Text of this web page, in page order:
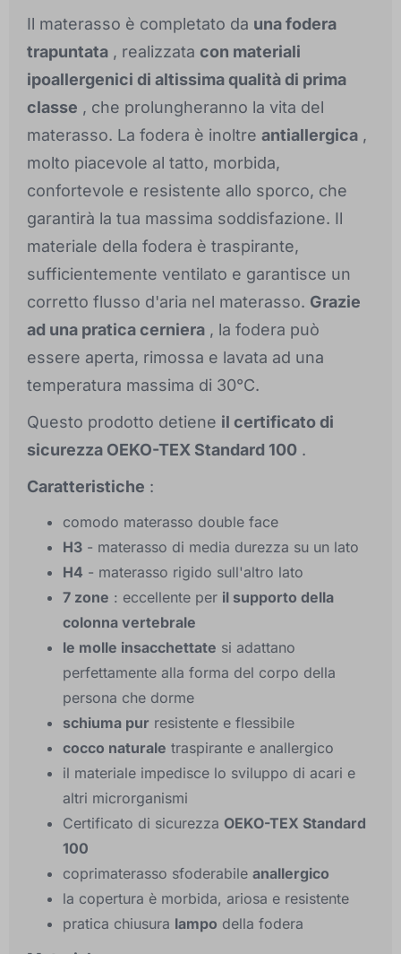
Il materasso è completato da una fodera
trapuntata , realizzata con materiali
ipoallergenici di altissima qualità di prima
classe , che prolungheranno la vita del
materasso. La fodera è inoltre antiallergica ,
molto piacevole al tatto, morbida,
confortevole e resistente allo sporco, che
garantirà la tua massima soddisfazione. Il
materiale della fodera è traspirante,
sufficientemente ventilato e garantisce un
corretto flusso d'aria nel materasso. Grazie
ad una pratica cerniera , la fodera può
essere aperta, rimossa e lavata ad una
temperatura massima di 30°C.
Questo prodotto detiene il certificato di
sicurezza OEKO-TEX Standard 100 .
Caratteristiche :
comodo materasso double face
H3 - materasso di media durezza su un lato
H4 - materasso rigido sull'altro lato
7 zone : eccellente per il supporto della
colonna vertebrale
le molle insacchettate si adattano
perfettamente alla forma del corpo della
persona che dorme
schiuma pur resistente e flessibile
cocco naturale traspirante e anallergico
il materiale impedisce lo sviluppo di acari e
altri microrganismi
Certificato di sicurezza OEKO-TEX Standard
100
coprimaterasso sfoderabile anallergico
la copertura è morbida, ariosa e resistente
pratica chiusura lampo della fodera